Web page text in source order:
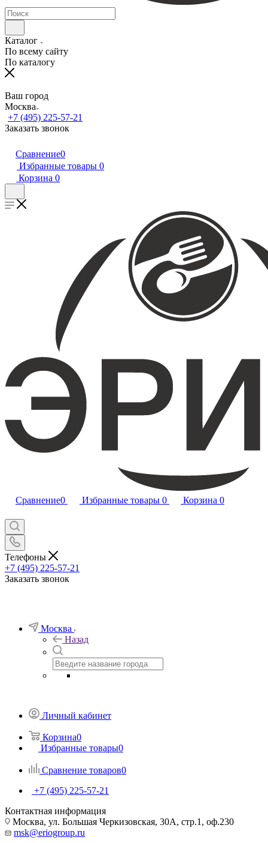
Каталог
По всему сайту
По каталогу
Ваш город
Москва
+7 (495) 225-57-21
Заказать звонок
Сравнение0
Избранные товары 0
Корзина 0
Сравнение0 Избранные товары 0 Корзина 0
Телефоны
+7 (495) 225-57-21
Заказать звонок
Москва
Назад
Личный кабинет
Корзина0
Избранные товары0
Сравнение товаров0
+7 (495) 225-57-21
Контактная информация
Москва, ул. Большая Черкизовская, 30А, стр.1, оф.230
msk@eriogroup.ru